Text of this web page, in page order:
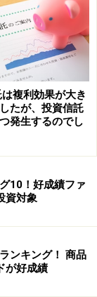
の例。ＡＡＡ
になると”債務
境変化の影響
性がある”、C
が債務の支払
。
複利効果が大き
たが、投資信託
発生するのでし
10！好成績ファ
資対象
ンキング！ 商品
が好成績